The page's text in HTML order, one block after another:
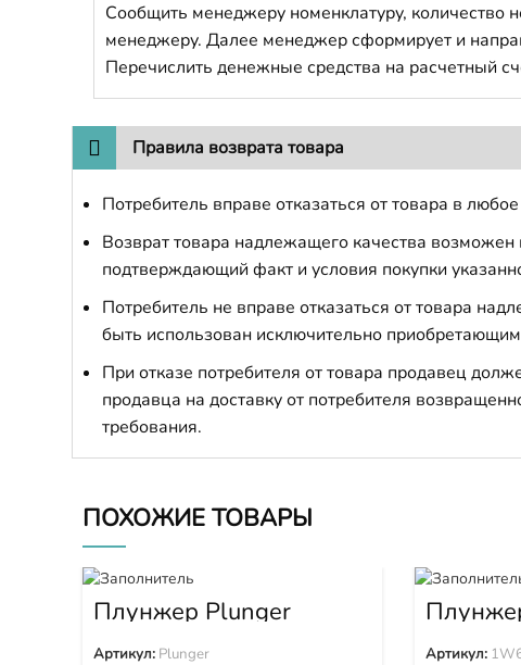
Сообщить менеджеру номенклатуру, количество
менеджеру. Далее менеджер сформирует и
Перечислить денежные средства на расчетный
Правила возврата товара
Потребитель вправе отказаться от товара в
Возврат товара надлежащего качества возможен
подтверждающий факт и условия покупки
Потребитель не вправе отказаться от товара
быть использован исключительно
При отказе потребителя от товара продавец
продавца на доставку от потребителя
требования.
ПОХОЖИЕ ТОВАРЫ
Плунжер Plunger
Артикул: Plunger Артикул: